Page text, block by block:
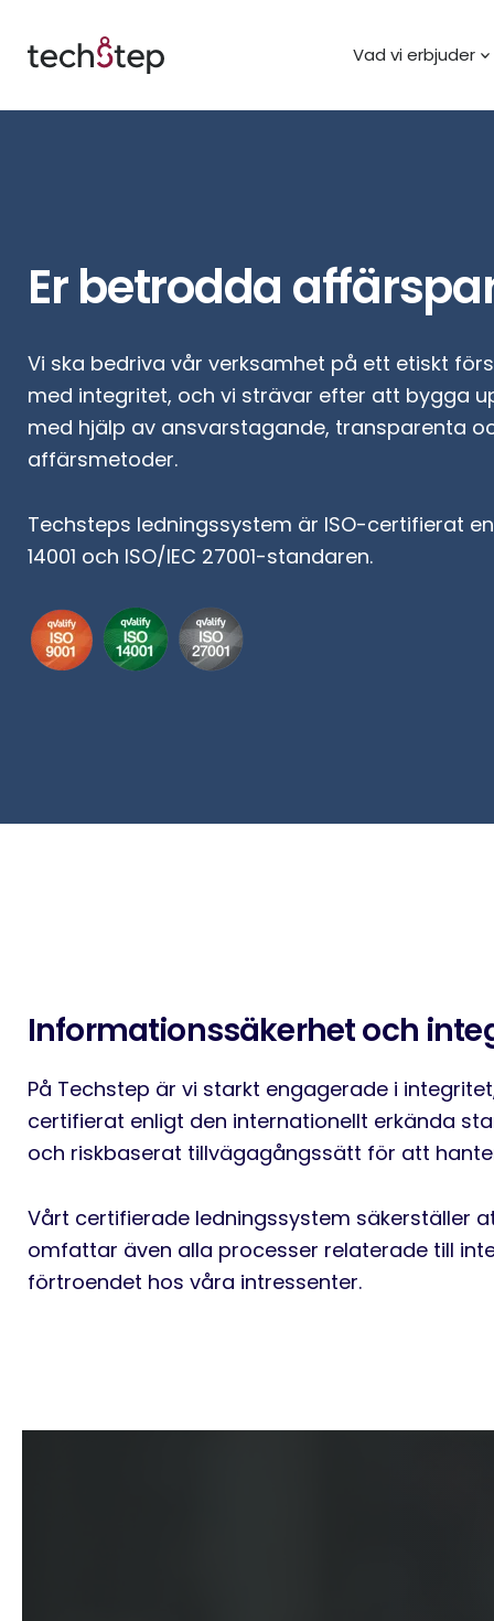
Vad vi erbjuder
Er betrodda
Vi ska bedriva vår verksamhet på ett etiskt
med integritet, och vi strävar efter att bygga
med hjälp av ansvarstagande, transparenta
affärsmetoder.
Techsteps ledningssystem är ISO-certifierat
14001 och ISO/IEC 27001-standaren.
Informationssäkerhet och
På Techstep är vi starkt engagerade i
certifierat enligt den internationellt erkända
och riskbaserat tillvägagångssätt för att
Vårt certifierade ledningssystem säkerställer
omfattar även alla processer relaterade till
förtroendet hos våra intressenter.